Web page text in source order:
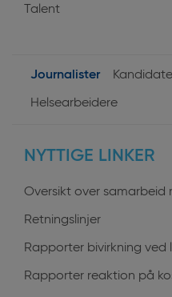
Talent
User
Journalister
Helsearbeidere
NYTTIGE LINKER
Oversikt over samarbeid
Retningslinjer
Rapporter bivirkning ved
Rapporter reaktion på